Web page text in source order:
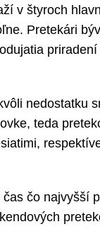
v štyroch
Pretekári
nedostatku
teda
čo najvyšší